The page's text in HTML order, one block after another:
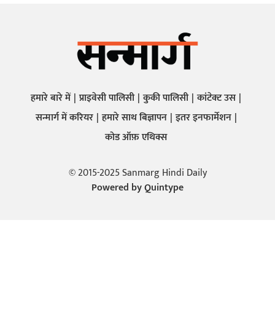
हमारे बारे में प्राइवेसी पालिसी कुकी पालिसी कांटेक्ट उस
सन्मार्ग में करियर हमारे साथ बिज्ञापन इतर इनफार्मेशन
कोड ऑफ़ एथिक्स
© 2015-2025 Sanmarg Hindi Daily
Powered byQuintype